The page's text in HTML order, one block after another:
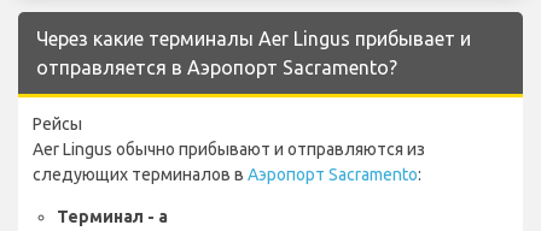
Через какие терминалы Aer Lingus прибывает и
отправляется в Аэропорт Sacramento?
Рейсы
Aer Lingus обычно прибывают и отправляются из
следующих терминалов в Аэропорт Sacramento:
Терминал - a